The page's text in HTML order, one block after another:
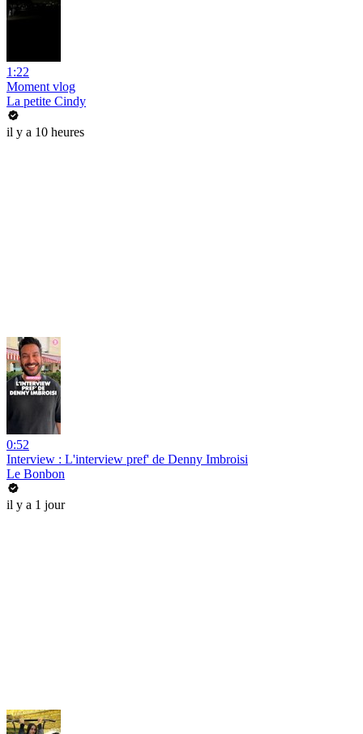
1:22
Moment vlog
La petite Cindy
il y a 10 heures
0:52
Interview : L'interview pref' de Denny Imbroisi
Le Bonbon
il y a 1 jour